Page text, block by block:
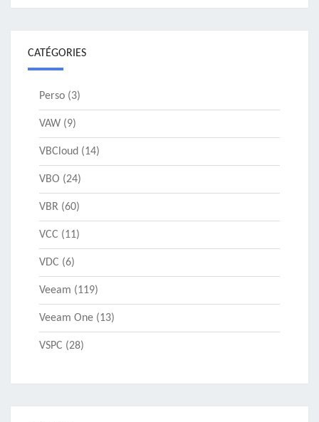
CATÉGORIES
Perso (3)
VAW (9)
VBCloud (14)
VBO (24)
VBR (60)
VCC (11)
VDC (6)
Veeam (119)
Veeam One (13)
VSPC (28)